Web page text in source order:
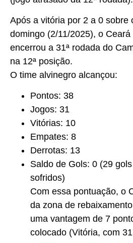
Após a vitória por 2 a 0 sobre
domingo (2/11/2025), o
encerrou a 31ª rodada do
na 12ª posição.
O time alvinegro alcançou:
Pontos: 38
Jogos: 31
Vitórias: 10
Empates: 8
Derrotas: 13
Saldo de Gols: 0 (29
sofridos)
Com essa pontuação, o
da zona de
uma vantagem de 7
colocado (Vitória, com